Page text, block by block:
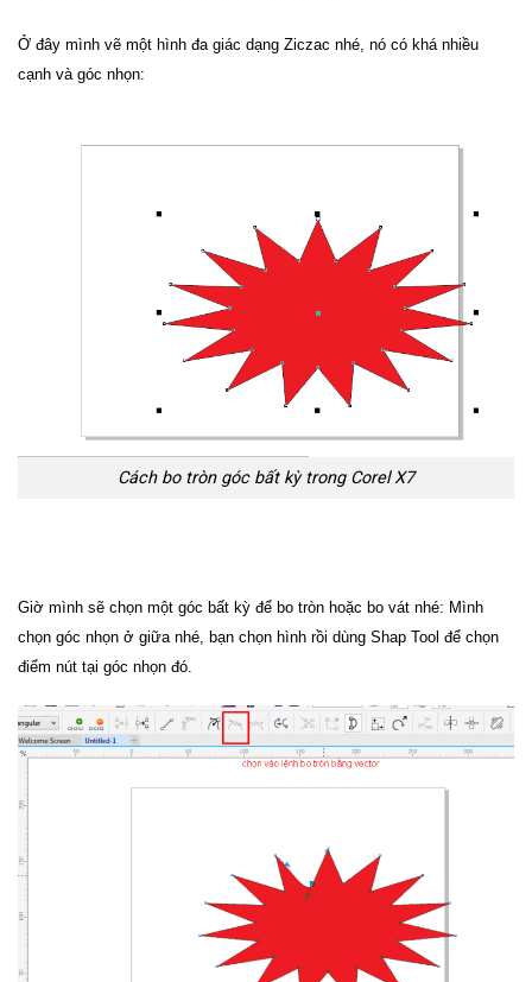
Ở đây mình vẽ một hình đa giác dạng Ziczac nhé, nó có khá nhiều
cạnh và góc nhọn:
Cách bo tròn góc bất kỳ trong Corel X7
Giờ mình sẽ chọn một góc bất kỳ để bo tròn hoặc bo vát nhé: Mình
chọn góc nhọn ở giữa nhé, bạn chọn hình rồi dùng Shap Tool để chọn
điểm nút tại góc nhọn đó.